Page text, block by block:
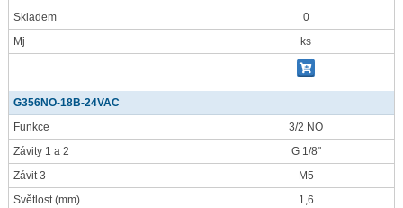
Skladem
0
Mj
ks
G356NO-18B-24VAC
Funkce
3/2 NO
Závity 1 a 2
G 1/8"
Závit 3
M5
Světlost(mm) 1,6